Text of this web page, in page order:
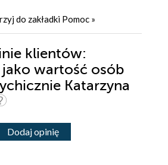
do zakładki Pomoc »
klientów:
wartość osób
Katarzyna
Dodaj opinię